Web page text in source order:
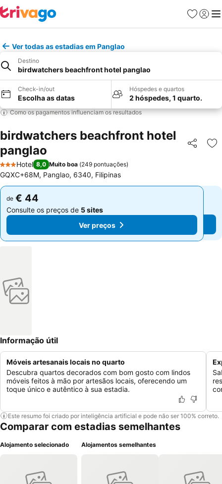
Favoritos
Iniciar
Ver todas as estadias em Panglao
Destino
birdwatchers beachfront hotel panglao
Check-in/out
Escolha as datas
Hóspedes e quartos
2 hóspedes, 1 quarto.
Como os pagamentos influenciam os resultados
birdwatchers beachfront hotel
panglao
Partilhar
3 Estrelas
Hotel 8,0 Muito boa (249 pontuações)
GQXC+68M, Panglao, 6340, Filipinas
de € 44
Consulte os preços de 5 sites
Ver preços
de € 44
Consulte os preços de 5 sites
Ver preços
Informação útil
Móveis artesanais locais no quarto
Descubra quartos decorados com bom gosto com lindos
móveis feitos à mão por artesãos locais, oferecendo um
toque único e autêntico à sua estadia.
Este resumo foi criado por inteligência artificial e pode não ser 100% correto.
Comparar com estadias semelhantes
Alojamento selecionado Alojamentos semelhantes